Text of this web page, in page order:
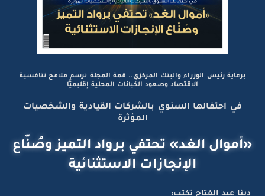
برعاية رئيس الوزراء والبنك المركزي.. قمة المجلة ترسم ملامح تنافسية
الاقتصاد وصعود الكيانات المحلية إقليميًّا
في احتفالها السنوي بالشركات القيادية والشخصيات
المؤثرة
«أموال الغد» تحتفي برواد التميز وصُنّاع
الإنجازات الاستثنائية
دينا عبد الفتاح تكتب: